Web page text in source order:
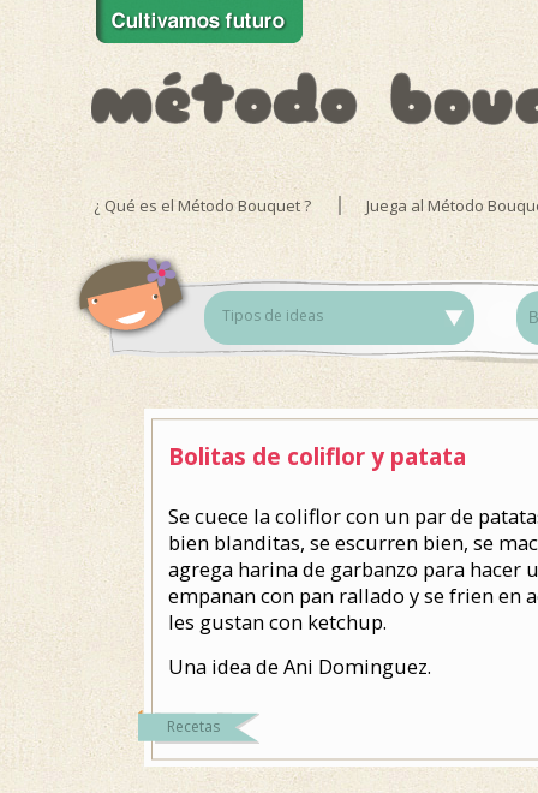
¿ Qué es el Método Bouquet ? Juega al Método
Tipos de ideas
Bolitas de coliflor y patata
Se cuece la coliflor con un par de
bien blanditas, se escurren bien, se
agrega harina de garbanzo para hacer
empanan con pan rallado y se frien en
les gustan con ketchup.
Una idea de Ani Dominguez.
Recetas